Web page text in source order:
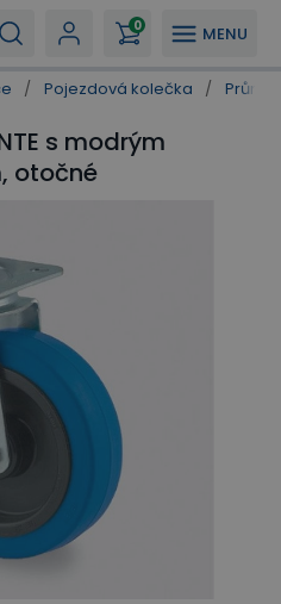
MENU
0
/ Pojezdová kolečka /
s modrým
otočné